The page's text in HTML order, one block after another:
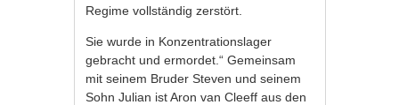
Regime vollständig zerstört.
Sie wurde in Konzentrationslager
gebracht und ermordet.“ Gemeinsam
mit seinem Bruder Steven und seinem
Sohn Julian ist Aron van Cleeff aus den